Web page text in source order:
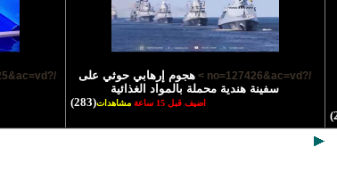
/?no=127426&ac=vd >
هجوم إرهابي حوثي على
سفينة هندية محملة بالمواد الغذائية
اضيف قبل 15 ساعة مشاهدات(283)
/?no=127425&ac=vd >